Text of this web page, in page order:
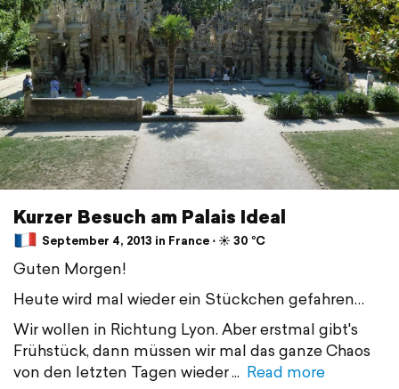
Kurzer Besuch am Palais Ideal
September 4, 2013 in France ⋅ ☀️ 30 °C
Guten Morgen!
Heute wird mal wieder ein Stückchen gefahren…
Wir wollen in Richtung Lyon. Aber erstmal gibt's
Frühstück, dann müssen wir mal das ganze Chaos
von den letzten Tagen wieder
Read more